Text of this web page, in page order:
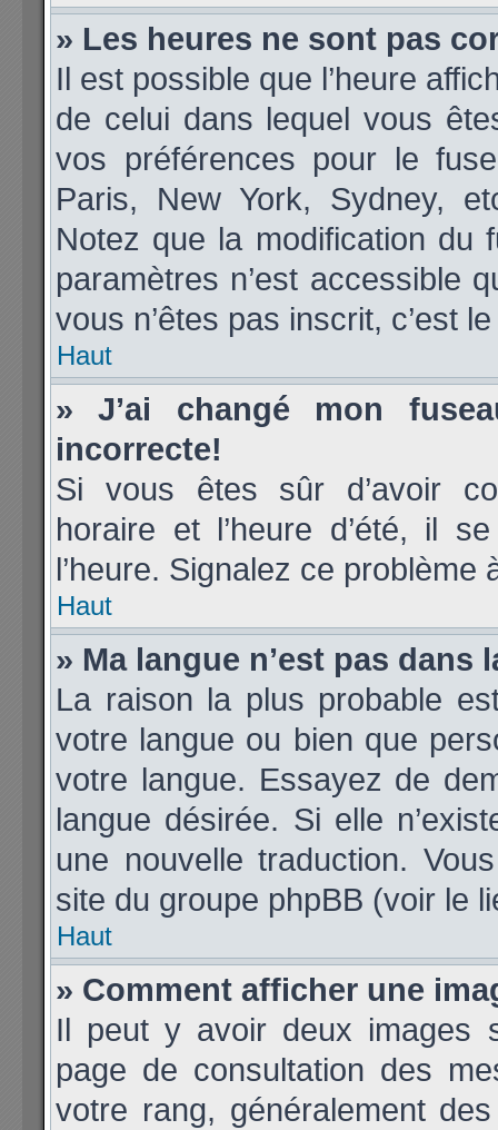
» Les heures ne sont pas
Il est possible que l’heure
de celui dans lequel vous
vos préférences pour le
Paris, New York, Sydney,
Notez que la modification du
paramètres n’est accessible
vous n’êtes pas inscrit, c’est
Haut
» J’ai changé mon
incorrecte!
Si vous êtes sûr d’avoir
horaire et l’heure d’été, il
l’heure. Signalez ce problème
Haut
» Ma langue n’est pas dans
La raison la plus probable
votre langue ou bien que
votre langue. Essayez de
langue désirée. Si elle
une nouvelle traduction.
site du groupe phpBB (voir le
Haut
» Comment afficher une
Il peut y avoir deux images
page de consultation des
votre rang, généralement